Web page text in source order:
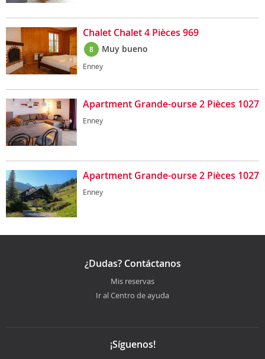
Chalet Chalet 4 Pièces 969
8 Muy bueno
Enney
Apartment Grande-ourse 2 Pièces 1027
Enney
Apartment Grande-ourse 2 Pièces 1027
Enney
¿Dudas? Contáctanos
Mis reservas
Ir al Centro de ayuda
¡Síguenos!